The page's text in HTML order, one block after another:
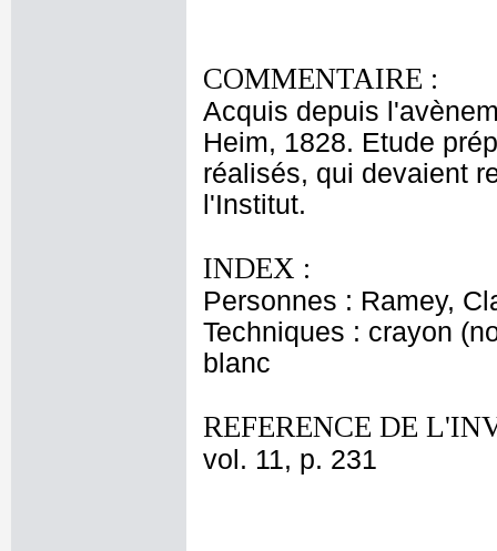
COMMENTAIRE :
Acquis depuis
Heim, 1828. Etude
réalisés, qui devaient
l'Institut.
INDEX :
Personnes : Ramey,
Techniques : crayon
blanc
REFERENCE DE
vol. 11, p. 231